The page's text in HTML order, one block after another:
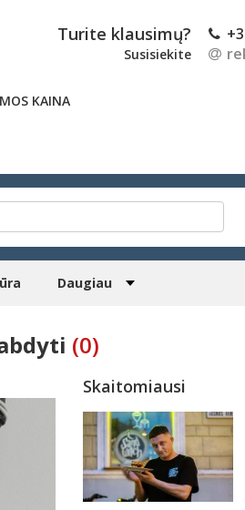
Turite klausimų?
Susisiekite
KAINA
Daugiau
(0)
Skaitomiausi